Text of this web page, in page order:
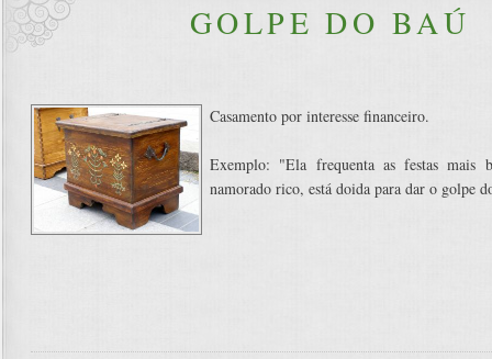
GOLPE DO BAÚ
Casamento por interesse financeiro.
Exemplo: "Ela frequenta as festas mais
namorado rico, está doida para dar o golpe